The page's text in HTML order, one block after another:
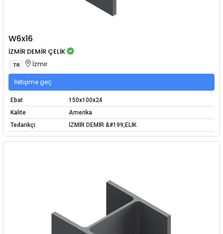
W6x16
İZMİR DEMİR ÇELİK
TR İzmir
İletişime geç
Ebat
150x100x24
Kalite
Amerika
Tedarikçi
İZMİR DEMİR &#199;ELİK